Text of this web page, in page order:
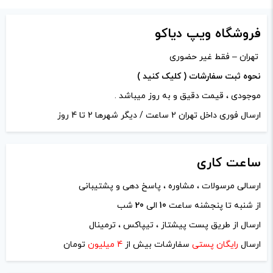
دیدگاه شما*
نام*
ایمیل*
فروشگاه ویپ دیاکو
تهران – فقط غیر حضوری
نحوه ثبت سفارشات ( کلیک کنید )
موجودی ، قیمت دقیق و به روز میباشد .
ارسال فوری داخل تهران 2 ساعت / دیگر شهرها 2 تا 4 روز
ساعت کاری
ارسالی مرسولات ، مشاوره ، پاسخ دهی و پشتیبانی
از شنبه تا پنجشنه ساعت 10 الی 20 شب
ارسال از طریق پست پیشتاز ، تیپاکس ، ترمینال
ارسال رایگان پستی سفارشات بیش از 4 میلیون تومان